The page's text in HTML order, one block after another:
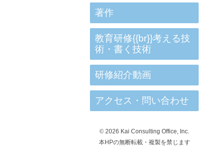
著作
教育研修{{br}}考える技
術・書く技術
研修紹介動画
アクセス・問い合わせ
© 2026 Kai Consulting Office, Inc.
本HPの無断転載・複製を禁じます